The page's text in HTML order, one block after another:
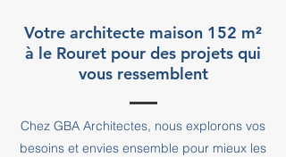
Votre architecte maison 152 m²
à le Rouret pour des projets qui
vous ressemblent
Chez GBA Architectes, nous explorons vos
besoins et envies ensemble pour mieux les